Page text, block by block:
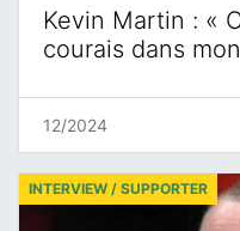
Kevin Martin : «
courais dans
12/2024
INTERVIEW / SUPPORTER